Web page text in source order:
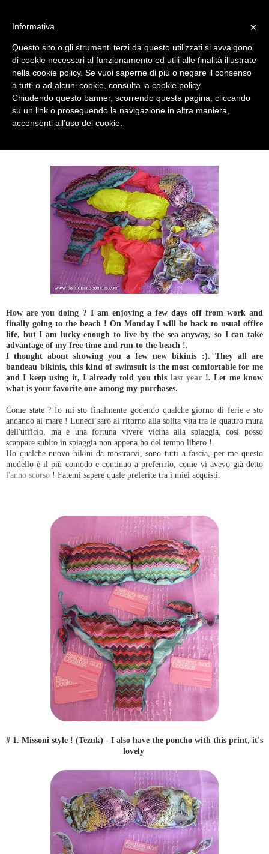
THURSDAY, JUNE 20, 2013
How are you doing ? I am enjoying a few days off from work and
finally going to the beach ! On Monday I will be back to usual office
life, but I am lucky enough to live by the sea anyway, so I can take
advantage of my free time and run to the beach !.
I thought about showing you a few new bikinis :). They all are
bandeau bikinis, this kind of swimsuit is the most comfortable for me
and I keep using it, I already told you this last year !. Let me know
what is your favorite one among my purchases.
Come state ? Io mi sto finalmente godendo qualche giorno di ferie e sto
andando al mare ! Lunedì sarò al ritorno alla solita vita tra le quattro mura
dell'ufficio, ma è una fortuna vivere vicina alla spiaggia, così posso
scappare subito in spiaggia non appena ho del tempo libero !.
Ho qualche nuovo bikini da mostrarvi, sono tutti a fascia, per me questo
modello è il più comodo e continuo a preferirlo, come vi avevo già detto
l'anno scorso ! Fatemi sapere quale preferite tra i miei acquisti.
# 1. Missoni style ! (Tezuk) - I also have the poncho with this print, it's
lovely
×
Informativa
Questo sito o gli strumenti terzi da questo utilizzati si avvalgono
di cookie necessari al funzionamento ed utili alle finalità illustrate
nella cookie policy. Se vuoi saperne di più o negare il consenso
a tutti o ad alcuni cookie, consulta la cookie policy.
Chiudendo questo banner, scorrendo questa pagina, cliccando
su un link o proseguendo la navigazione in altra maniera,
acconsenti all’uso dei cookie.